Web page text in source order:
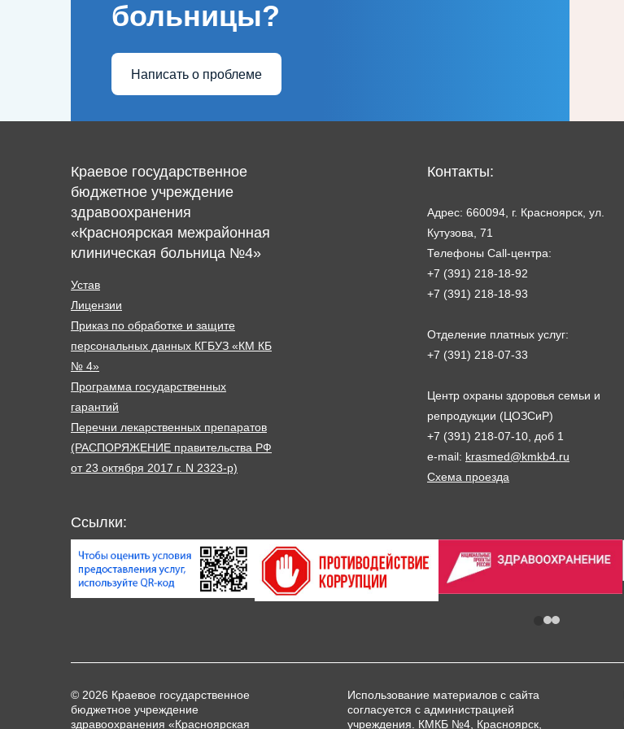
больницы?
Написать о проблеме
Краевое государственное
бюджетное учреждение
здравоохранения
«Красноярская межрайонная
клиническая больница №4»
Устав
Лицензии
Приказ по обработке и защите
персональных данных КГБУЗ «КМ КБ
№ 4»
Программа государственных
гарантий
Перечни лекарственных препаратов
(РАСПОРЯЖЕНИЕ правительства РФ
от 23 октября 2017 г. N 2323-р)
Контакты:
Адрес: 660094, г. Красноярск, ул.
Кутузова, 71
Телефоны Call-центра:
+7 (391) 218-18-92
+7 (391) 218-18-93
Отделение платных услуг:
+7 (391) 218-07-33
Центр охраны здоровья семьи и
репродукции (ЦОЗСиР)
+7 (391) 218-07-10, доб 1
e-mail: krasmed@kmkb4.ru
Схема проезда
Ссылки:
© 2026 Краевое государственное
бюджетное учреждение
здравоохранения «Красноярская
Использование материалов с сайта
согласуется с администрацией
учреждения. КМКБ №4, Красноярск,